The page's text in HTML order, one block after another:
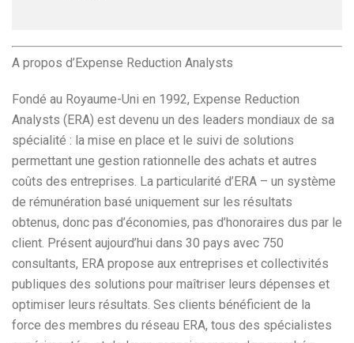
A propos d’Expense Reduction Analysts
Fondé au Royaume-Uni en 1992, Expense Reduction
Analysts (ERA) est devenu un des leaders mondiaux de sa
spécialité : la mise en place et le suivi de solutions
permettant une gestion rationnelle des achats et autres
coûts des entreprises. La particularité d’ERA – un système
de rémunération basé uniquement sur les résultats
obtenus, donc pas d’économies, pas d’honoraires dus par le
client. Présent aujourd’hui dans 30 pays avec 750
consultants, ERA propose aux entreprises et collectivités
publiques des solutions pour maîtriser leurs dépenses et
optimiser leurs résultats. Ses clients bénéficient de la
force des membres du réseau ERA, tous des spécialistes